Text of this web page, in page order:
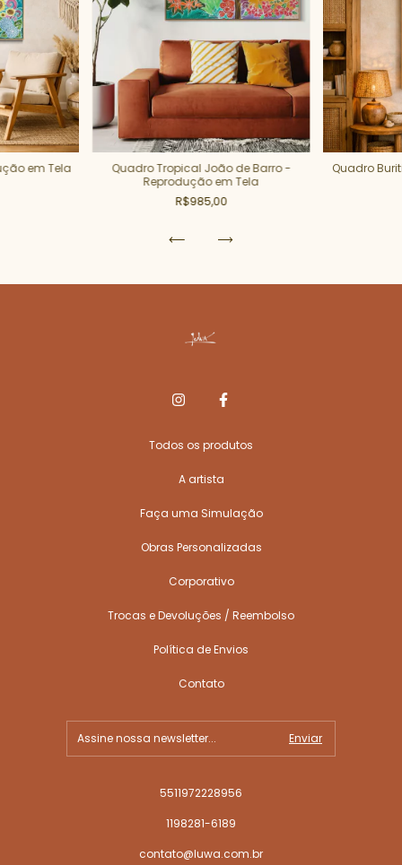
em Tela
Quadro Tropical João de Barro -
Reprodução em Tela
R$985,00
Quadro
Todos os produtos
A artista
Faça uma Simulação
Obras Personalizadas
Corporativo
Trocas e Devoluções / Reembolso
Política de Envios
Contato
5511972228956
1198281-6189
contato@luwa.com.br